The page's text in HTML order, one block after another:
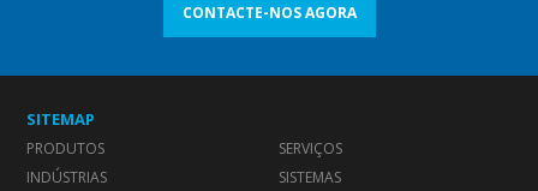
CONTACTE-NOS AGORA
SITEMAP
PRODUTOS
SERVIÇOS
INDÚSTRIAS
SISTEMAS